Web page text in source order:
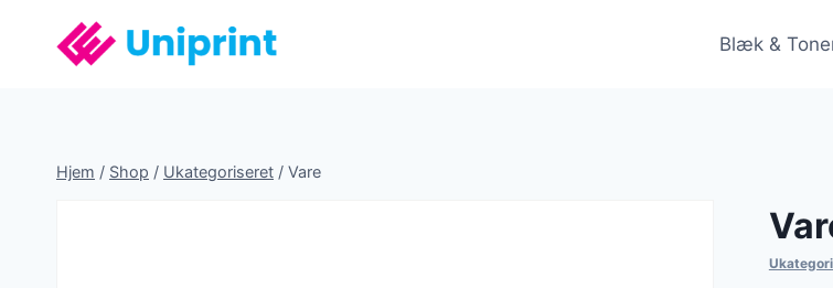
Blæk &
Hjem / Shop / Ukategoriseret / Vare